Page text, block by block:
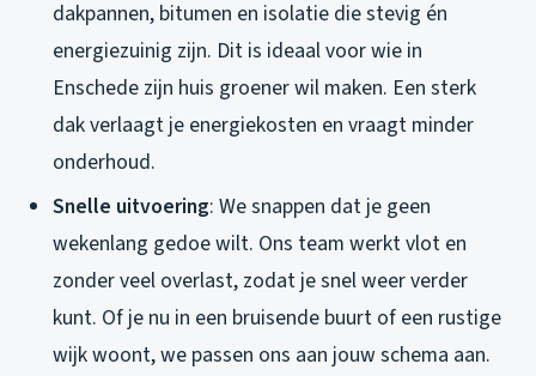
dakpannen, bitumen en isolatie die stevig én
energiezuinig zijn. Dit is ideaal voor wie in
Enschede zijn huis groener wil maken. Een sterk
dak verlaagt je energiekosten en vraagt minder
onderhoud.
Snelle uitvoering: We snappen dat je geen
wekenlang gedoe wilt. Ons team werkt vlot en
zonder veel overlast, zodat je snel weer verder
kunt. Of je nu in een bruisende buurt of een rustige
wijk woont, we passen ons aan jouw schema aan.